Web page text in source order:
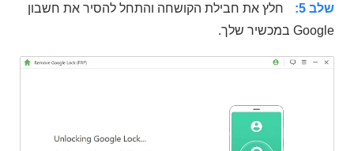
שלב 5:
חלץ את חבילת הקושחה והתחל להסיר את חשבון
Google במכשיר שלך.